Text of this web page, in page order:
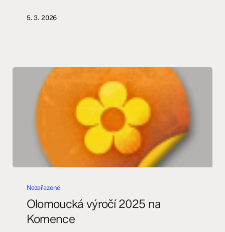
5. 3. 2026
výročí
Komence
Nezařazené
Olomoucká výročí 2025 na
Komence